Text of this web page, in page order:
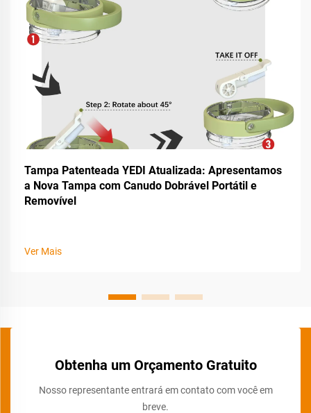
Tampa Patenteada YEDI Atualizada: Apresentamos
a Nova Tampa com Canudo Dobrável Portátil e
Removível
Ver Mais
Obtenha um Orçamento Gratuito
Nosso representante entrará em contato com você em
breve.